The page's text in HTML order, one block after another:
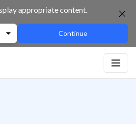
appropriate content.
Continue